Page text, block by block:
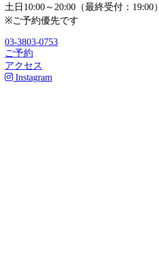
土日10:00～20:00（最終受付：19:00）
※ご予約優先です
03-3803-0753
ご予約
アクセス
Instagram